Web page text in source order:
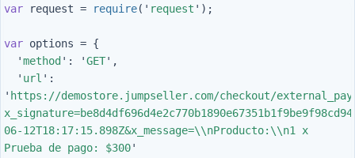
var request = require( ' request ' );
var options = {
'method ' : 'GET' ,
' url ' :
' https://demostore.jumpseller.com/checkout/
06-12T18:17:15.898Z&x_message=\\nProducto: \\n1 x
Prueba de pago: $300'